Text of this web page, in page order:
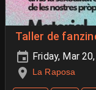
Taller de
Friday, Mar
La Raposa